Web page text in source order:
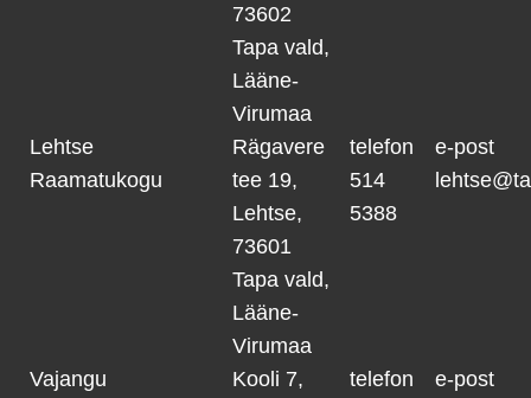
73602
Tapa vald,
Lääne-
Virumaa
Lehtse
Raamatukogu
Rägavere
tee 19,
Lehtse,
73601
Tapa vald,
Lääne-
Virumaa
telefon
514
5388
e-post
Vajangu
Kooli 7,
telefon
e-post